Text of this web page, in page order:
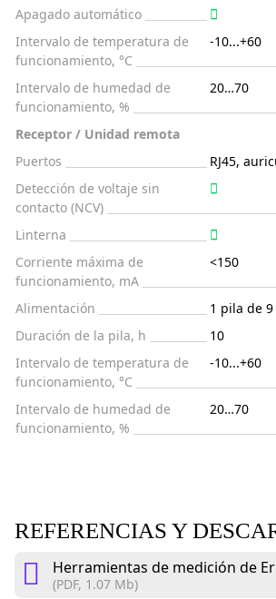
Apagado automático
Intervalo de temperatura de
funcionamiento, °C
-10...+60
Intervalo de humedad de
funcionamiento, %
20…70
Receptor / Unidad remota
Puertos
RJ45,
Detección de voltaje sin
contacto (NCV)
Linterna
Corriente máxima de
funcionamiento, mA
<150
Alimentación
1 pila de 9
Duración de la pila, h
10
Intervalo de temperatura de
funcionamiento, °C
-10...+60
Intervalo de humedad de
funcionamiento, %
20…70
REFERENCIAS Y
Herramientas de medición de
(PDF, 1.07 Mb)